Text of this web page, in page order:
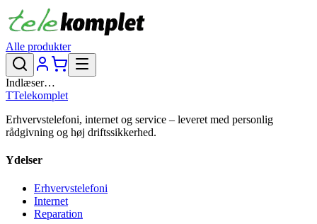
Alle produkter
Indlæser…
TTelekomplet
Erhvervstelefoni, internet og service – leveret med personlig
rådgivning og høj driftssikkerhed.
Ydelser
Erhvervstelefoni
Internet
Reparation